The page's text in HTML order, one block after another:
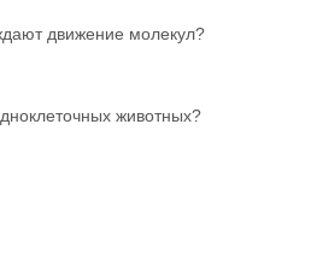
движение молекул?
животных?